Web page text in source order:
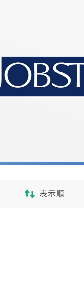
表示順